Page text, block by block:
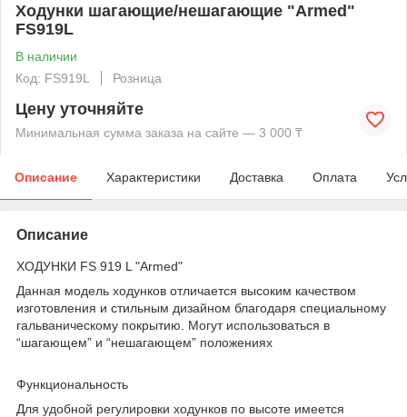
Ходунки шагающие/нешагающие "Armed"
FS919L
В наличии
Код: FS919L
Розница
Цену уточняйте
Минимальная сумма заказа на сайте — 3 000 ₸
Описание Характеристики Доставка Оплата
Описание
ХОДУНКИ FS 919 L "Armed"
Данная модель ходунков отличается высоким качеством
изготовления и стильным дизайном благодаря специальному
гальваническому покрытию. Могут использоваться в
“шагающем” и “нешагающем” положениях
Функциональность
Для удобной регулировки ходунков по высоте имеется